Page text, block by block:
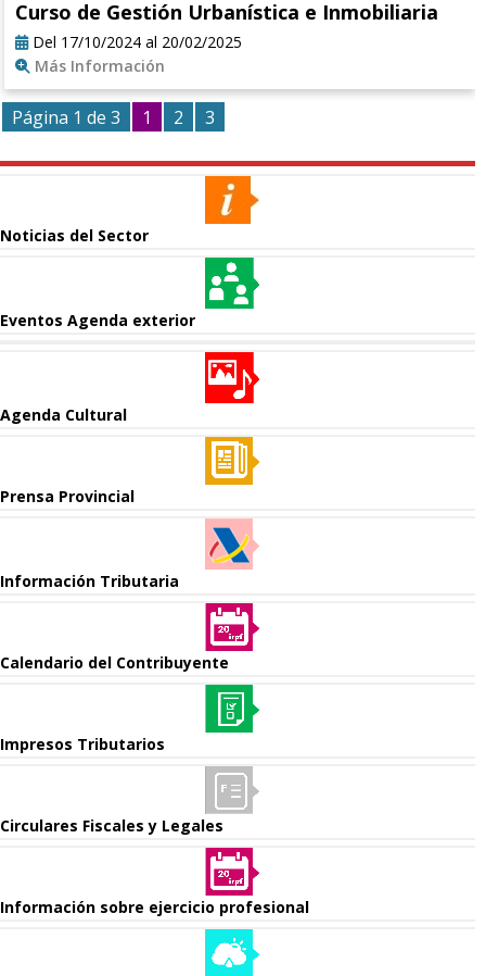
Curso de Gestión Urbanística e Inmobiliaria
Del 17/10/2024 al 20/02/2025
Más Información
Página 1 de 3 1 2 3
Noticias del Sector
Eventos Agenda exterior
Agenda Cultural
Prensa Provincial
Información Tributaria
Calendario del Contribuyente
Impresos Tributarios
Circulares Fiscales y Legales
Información sobre ejercicio profesional